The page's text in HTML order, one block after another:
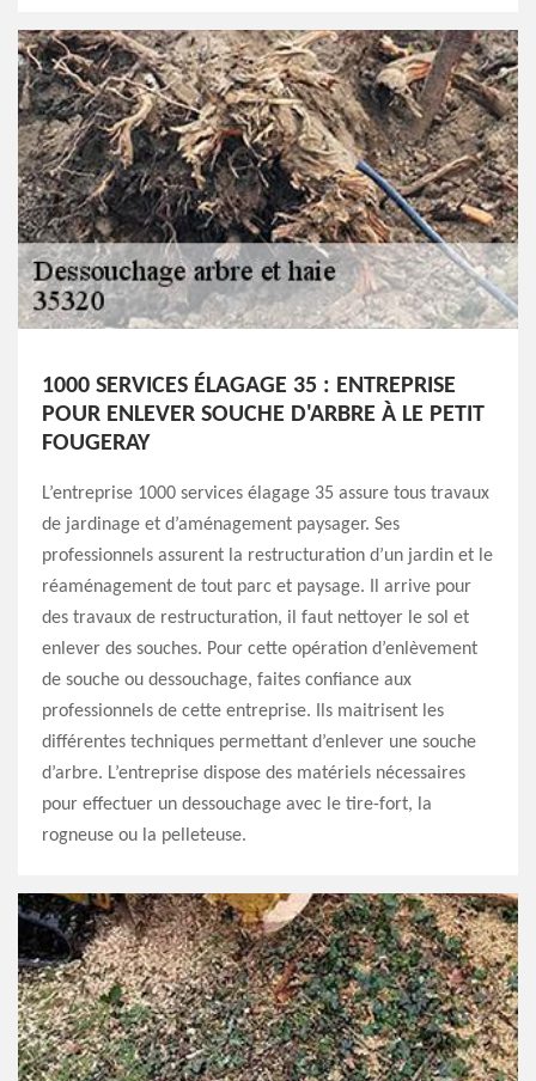
1000 SERVICES ÉLAGAGE 35 : ENTREPRISE
POUR ENLEVER SOUCHE D'ARBRE À LE PETIT
FOUGERAY
L’entreprise 1000 services élagage 35 assure tous travaux
de jardinage et d’aménagement paysager. Ses
professionnels assurent la restructuration d’un jardin et le
réaménagement de tout parc et paysage. Il arrive pour
des travaux de restructuration, il faut nettoyer le sol et
enlever des souches. Pour cette opération d’enlèvement
de souche ou dessouchage, faites confiance aux
professionnels de cette entreprise. Ils maitrisent les
différentes techniques permettant d’enlever une souche
d’arbre. L’entreprise dispose des matériels nécessaires
pour effectuer un dessouchage avec le tire-fort, la
rogneuse ou la pelleteuse.